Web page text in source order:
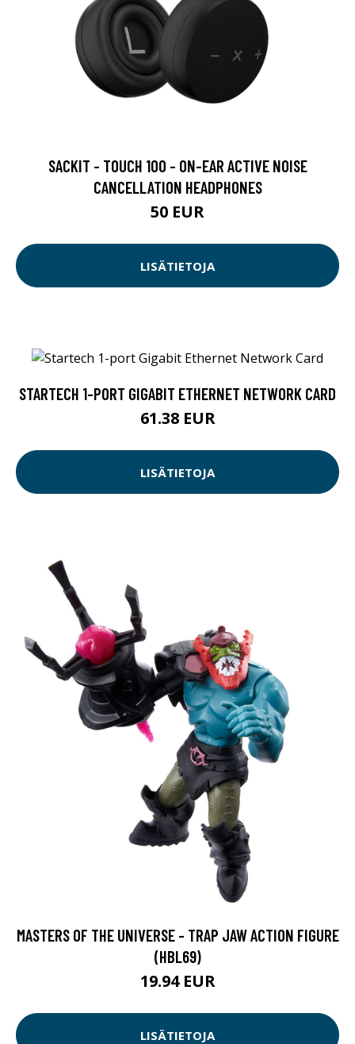
SACKIT - TOUCH 100 - ON-EAR ACTIVE NOISE
CANCELLATION HEADPHONES
50 EUR
LISÄTIETOJA
STARTECH 1-PORT GIGABIT ETHERNET NETWORK CARD
61.38 EUR
LISÄTIETOJA
MASTERS OF THE UNIVERSE - TRAP JAW ACTION FIGURE
(HBL69)
19.94 EUR
LISÄTIETOJA